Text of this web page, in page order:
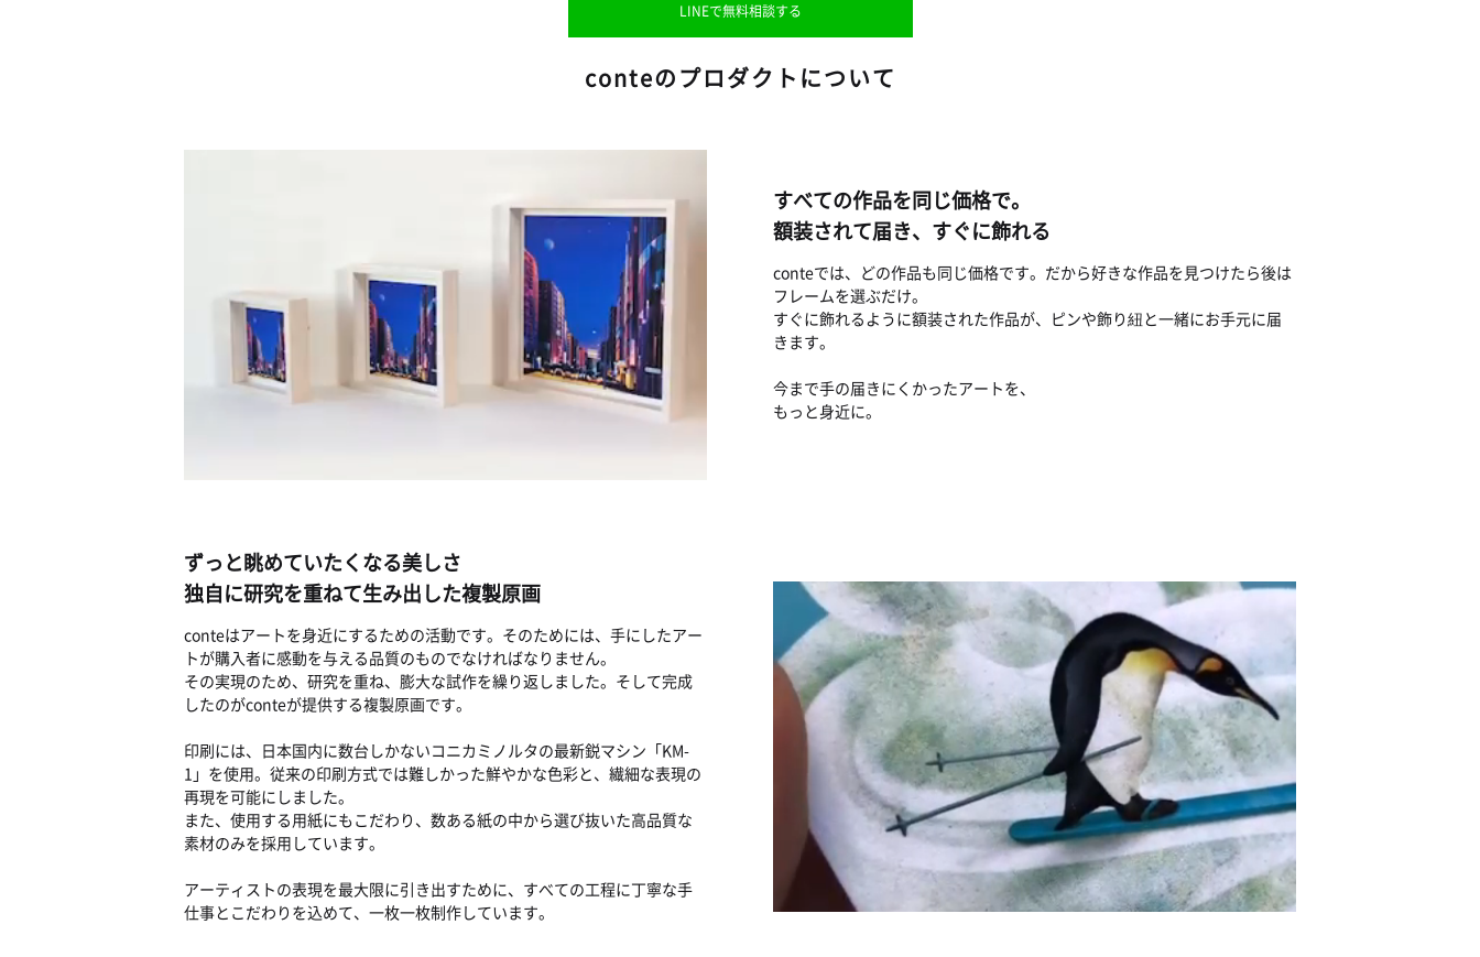
LINEで無料相談する
conteのプロダクトについて
すべての作品を同じ価格で。
額装されて届き、すぐに飾れる
conteでは、どの作品も同じ価格です。だから好きな作品を見つけたら後は
フレームを選ぶだけ。
すぐに飾れるように額装された作品が、ピンや飾り紐と一緒にお手元に届
きます。
今まで手の届きにくかったアートを、
もっと身近に。
ずっと眺めていたくなる美しさ
独自に研究を重ねて生み出した複製原画
conteはアートを身近にするための活動です。そのためには、手にしたアー
トが購入者に感動を与える品質のものでなければなりません。
その実現のため、研究を重ね、膨大な試作を繰り返しました。そして完成
したのがconteが提供する複製原画です。
印刷には、日本国内に数台しかないコニカミノルタの最新鋭マシン「KM-
1」を使用。従来の印刷方式では難しかった鮮やかな色彩と、繊細な表現の
再現を可能にしました。
また、使用する用紙にもこだわり、数ある紙の中から選び抜いた高品質な
素材のみを採用しています。
アーティストの表現を最大限に引き出すために、すべての工程に丁寧な手
仕事とこだわりを込めて、一枚一枚制作しています。